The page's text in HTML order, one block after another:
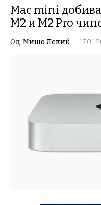
Mac mini
M2 и M2 Pro
Од Мишо Лекиќ -